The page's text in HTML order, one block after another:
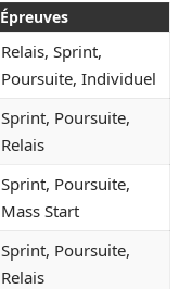
Épreuves
Relais, Sprint,
Poursuite, Individuel
Sprint, Poursuite,
Relais
Sprint, Poursuite,
Mass Start
Sprint, Poursuite,
Relais